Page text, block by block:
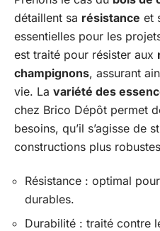
détaillent sa résistance et
essentielles pour les
est traité pour résister aux
champignons, assurant
vie. La variété des
chez Brico Dépôt permet
besoins, qu’il s’agisse de
constructions plus
Résistance : optimal
durables.
Durabilité : traité contre